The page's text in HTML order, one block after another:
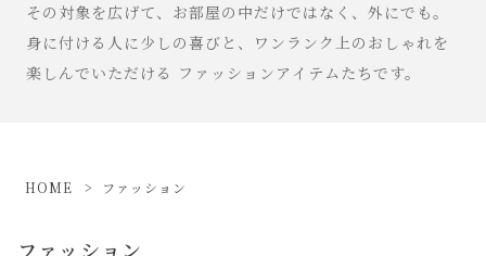
その対象を広げて、お部屋の中だけではなく、外にでも。
身に付ける人に少しの喜びと、ワンランク上のおしゃれを
楽しんでいただける ファッションアイテムたちです。
HOME ファッション
ファッション